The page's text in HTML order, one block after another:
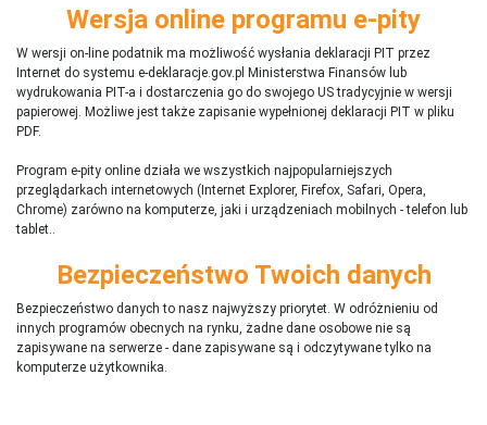
Wersja online programu e-pity
W wersji on-line podatnik ma możliwość wysłania deklaracji PIT przez
Internet do systemu e-deklaracje.gov.pl Ministerstwa Finansów lub
wydrukowania PIT-a i dostarczenia go do swojego US tradycyjnie w wersji
papierowej. Możliwe jest także zapisanie wypełnionej deklaracji PIT w pliku
PDF.
Program e-pity online działa we wszystkich najpopularniejszych
przeglądarkach internetowych (Internet Explorer, Firefox, Safari, Opera,
Chrome) zarówno na komputerze, jaki i urządzeniach mobilnych - telefon lub
tablet..
Bezpieczeństwo Twoich danych
Bezpieczeństwo danych to nasz najwyższy priorytet. W odróżnieniu od
innych programów obecnych na rynku, żadne dane osobowe nie są
zapisywane na serwerze - dane zapisywane są i odczytywane tylko na
komputerze użytkownika.